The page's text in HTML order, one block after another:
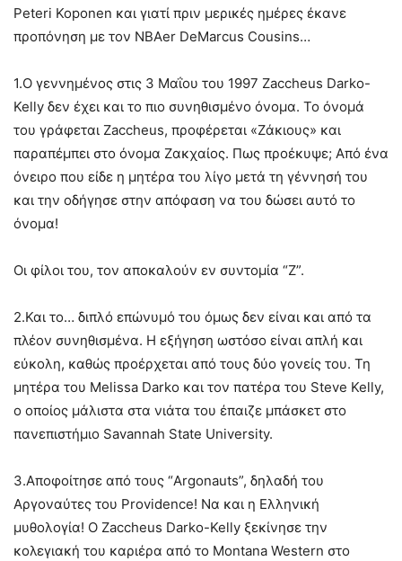
Peteri Koponen και γιατί πριν μερικές ημέρες έκανε
προπόνηση με τον NBAer DeMarcus Cousins…
1.Ο γεννημένος στις 3 Μαΐου του 1997 Zaccheus Darko-
Kelly δεν έχει και το πιο συνηθισμένο όνομα. Το όνομά
του γράφεται Zaccheus, προφέρεται «Ζάκιους» και
παραπέμπει στο όνομα Ζακχαίος. Πως προέκυψε; Από ένα
όνειρο που είδε η μητέρα του λίγο μετά τη γέννησή του
και την οδήγησε στην απόφαση να του δώσει αυτό το
όνομα!
Οι φίλοι του, τον αποκαλούν εν συντομία “Z”.
2.Και το… διπλό επώνυμό του όμως δεν είναι και από τα
πλέον συνηθισμένα. Η εξήγηση ωστόσο είναι απλή και
εύκολη, καθώς προέρχεται από τους δύο γονείς του. Τη
μητέρα του Melissa Darko και τον πατέρα του Steve Kelly,
ο οποίος μάλιστα στα νιάτα του έπαιζε μπάσκετ στο
πανεπιστήμιο Savannah State University.
3.Aποφοίτησε από τους “Argonauts”, δηλαδή του
Αργοναύτες του Providence! Να και η Ελληνική
μυθολογία! Ο Zaccheus Darko-Kelly ξεκίνησε την
κολεγιακή του καριέρα από το Montana Western στο